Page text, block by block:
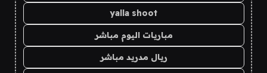
yalla shoot
مباريات اليوم مباشر
ريال مدريد مباشر